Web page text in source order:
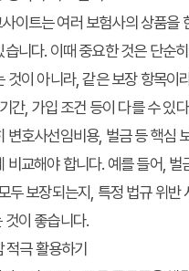
이트는 여러 보험사의 상품을
습니다. 이때 중요한 것은 단순
것이 아니라, 같은 보장 항목이
간, 가입 조건 등이 다를 수 있
변호사선임비용, 벌금 등 핵심
비교해야 합니다. 예를 들어, 벌
두 보장되는지, 특정 법규 위반
것이 좋습니다.
극 활용하기